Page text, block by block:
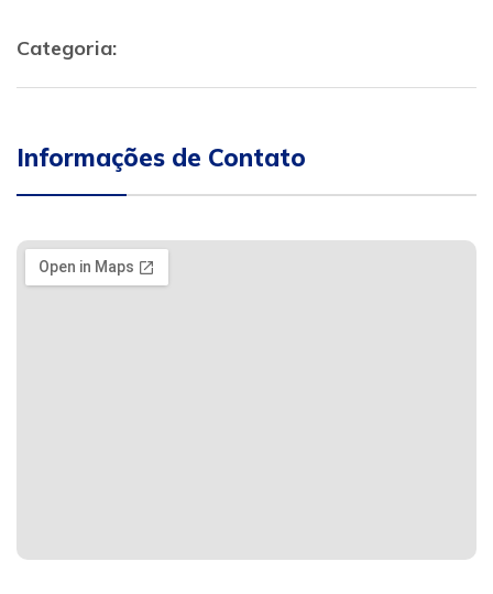
Categoria:
Informações de Contato